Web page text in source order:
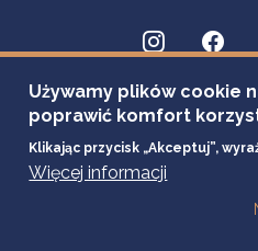
Używamy plików cookie
poprawić komfort
Klikając przycisk „Akceptuj”,
Więcej informacji